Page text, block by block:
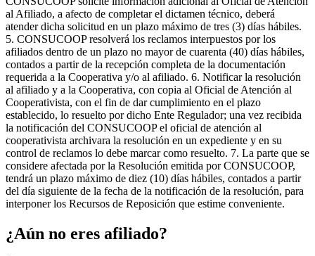
al Afiliado, a afecto de completar el dictamen técnico, deberá
atender dicha solicitud en un plazo máximo de tres (3) días hábiles.
5. CONSUCOOP resolverá los reclamos interpuestos por los
afiliados dentro de un plazo no mayor de cuarenta (40) días hábiles,
contados a partir de la recepción completa de la documentación
requerida a la Cooperativa y/o al afiliado. 6. Notificar la resolución
al afiliado y a la Cooperativa, con copia al Oficial de Atención al
Cooperativista, con el fin de dar cumplimiento en el plazo
establecido, lo resuelto por dicho Ente Regulador; una vez recibida
la notificación del CONSUCOOP el oficial de atención al
cooperativista archivara la resolución en un expediente y en su
control de reclamos lo debe marcar como resuelto. 7. La parte que se
considere afectada por la Resolución emitida por CONSUCOOP,
tendrá un plazo máximo de diez (10) días hábiles, contados a partir
del día siguiente de la fecha de la notificación de la resolución, para
interponer los Recursos de Reposición que estime conveniente.
¿Aún no eres afiliado?